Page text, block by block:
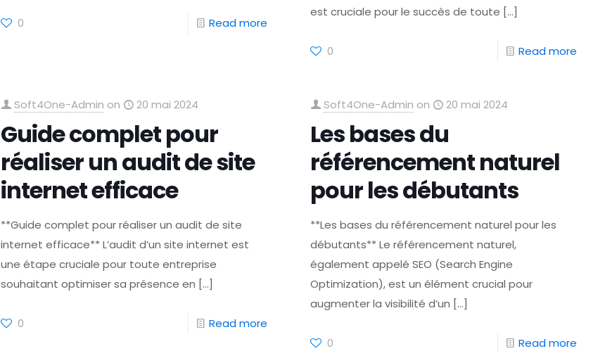
0 Read more
est cruciale pour le succès de toute […]
0 Read more
Soft4One-Admin on 20 mai 2024
Guide complet pour
réaliser un audit de site
internet efficace
**Guide complet pour réaliser un audit de site
internet efficace** L’audit d’un site internet est
une étape cruciale pour toute entreprise
souhaitant optimiser sa présence en […]
0 Read more
Soft4One-Admin on 20 mai 2024
Les bases du
référencement naturel
pour les débutants
**Les bases du référencement naturel pour les
débutants** Le référencement naturel,
également appelé SEO (Search Engine
Optimization), est un élément crucial pour
augmenter la visibilité d’un […]
0 Read more